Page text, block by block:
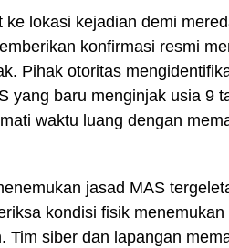
lokasi kejadian demi
konfirmasi resmi
Pihak otoritas
yang baru menginjak usia 9
waktu luang dengan
jasad MAS
kondisi fisik menemukan
Tim siber dan lapangan